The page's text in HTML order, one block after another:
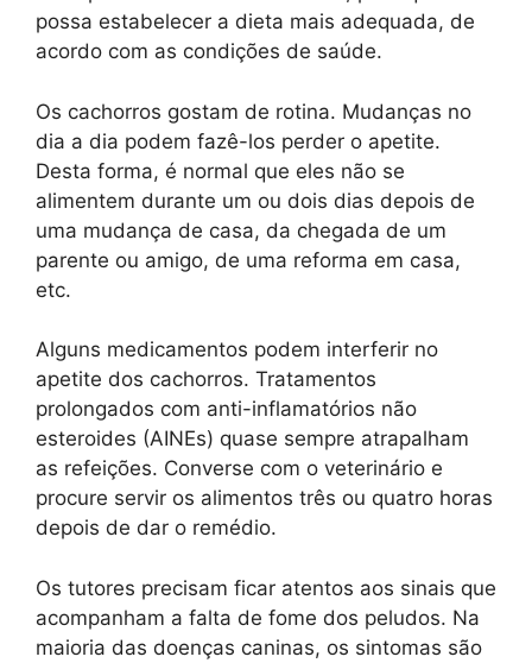
possa estabelecer a dieta mais adequada, de
acordo com as condições de saúde.
Os cachorros gostam de rotina. Mudanças no
dia a dia podem fazê-los perder o apetite.
Desta forma, é normal que eles não se
alimentem durante um ou dois dias depois de
uma mudança de casa, da chegada de um
parente ou amigo, de uma reforma em casa,
etc.
Alguns medicamentos podem interferir no
apetite dos cachorros. Tratamentos
prolongados com anti-inflamatórios não
esteroides (AINEs) quase sempre atrapalham
as refeições. Converse com o veterinário e
procure servir os alimentos três ou quatro horas
depois de dar o remédio.
Os tutores precisam ficar atentos aos sinais que
acompanham a falta de fome dos peludos. Na
maioria das doenças caninas, os sintomas são